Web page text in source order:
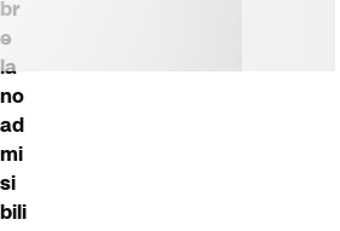
br
e
la
no
ad
mi
si
bili